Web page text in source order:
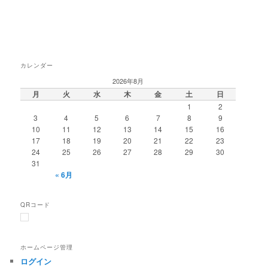
カレンダー
2026年8月
月 火 水 木 金 土 日
1
2
3
4 5 6 7 8
9
10
11 12 13 14 15
16
17
18 19 20 21 22
23
24
25 26 27 28 29
30
31
« 6月
QRコード
ホームページ管理
ログイン